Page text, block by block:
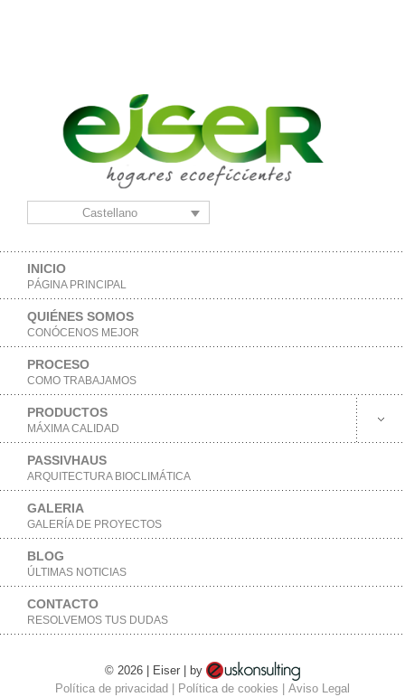
Castellano
INICIO
PÁGINA PRINCIPAL
QUIÉNES SOMOS
CONÓCENOS MEJOR
PROCESO
COMO TRABAJAMOS
PRODUCTOS
MÁXIMA CALIDAD
PASSIVHAUS
ARQUITECTURA BIOCLIMÁTICA
GALERIA
GALERÍA DE PROYECTOS
BLOG
ÚLTIMAS NOTICIAS
CONTACTO
RESOLVEMOS TUS DUDAS
© 2026 | Eiser | by
Política de privacidad
Política de cookies Aviso Legal